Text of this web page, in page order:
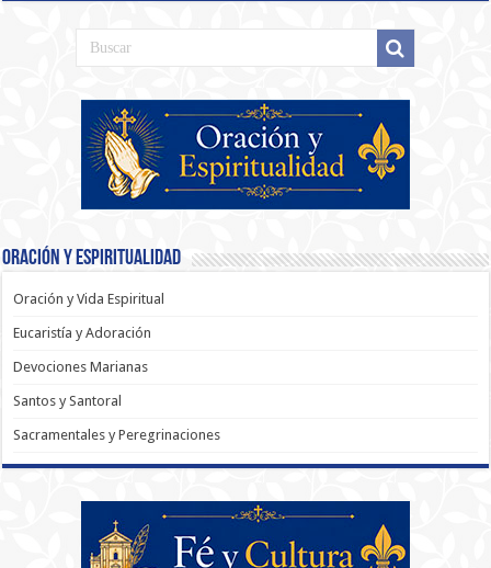
Oración y Espiritualidad
Oración y Vida Espiritual
Eucaristía y Adoración
Devociones Marianas
Santos y Santoral
Sacramentales y Peregrinaciones